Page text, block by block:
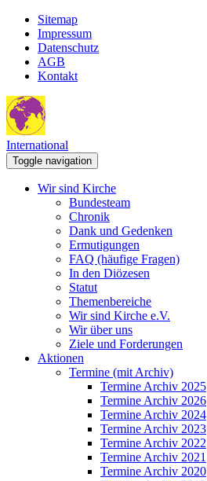
Sitemap
Impressum
Datenschutz
AGB
Kontakt
International
Toggle navigation
Wir sind Kirche
Bundesteam
Chronik
Dank und Gedenken
Ermutigungen
FAQ (häufige Fragen)
In den Diözesen
Statut
Themenbereiche
Wir sind Kirche e.V.
Wir über uns
Ziele und Forderungen
Aktionen
Termine (mit Archiv)
Termine Archiv 2025
Termine Archiv 2026
Termine Archiv 2024
Termine Archiv 2023
Termine Archiv 2022
Termine Archiv 2021
Termine Archiv 2020